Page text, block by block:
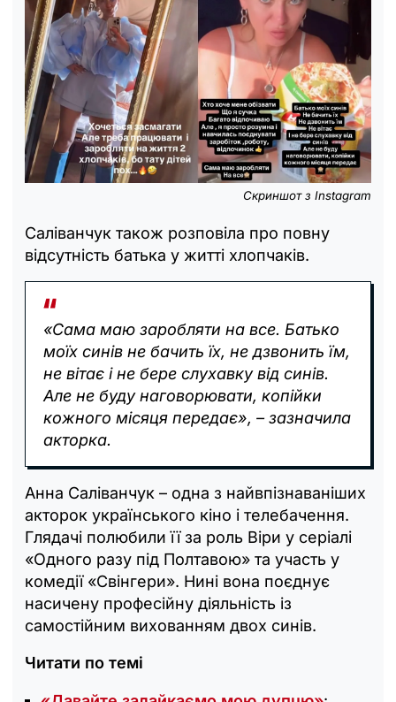
Скриншот з Instagram
Саліванчук також розповіла про повну
відсутність батька у житті хлопчаків.
«Сама маю заробляти на все. Батько
моїх синів не бачить їх, не дзвонить їм,
не вітає і не бере слухавку від синів.
Але не буду наговорювати, копійки
кожного місяця передає», – зазначила
акторка.
Анна Саліванчук – одна з найвпізнаваніших
акторок українського кіно і телебачення.
Глядачі полюбили її за роль Віри у серіалі
«Одного разу під Полтавою» та участь у
комедії «Свінгери». Нині вона поєднує
насичену професійну діяльність із
самостійним вихованням двох синів.
Читати по темі